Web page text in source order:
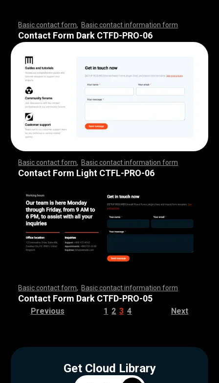
Basic contact form Basic contact information form
,,,,,,,,,,,,,,,,,,,,, ,,,,,,,,,,,,,,,,,,,,,,,,,,,,,,,,,,
,,,,,,,,,,,,,,,,,,,,, ,,,,,,,,,,,,,,,,,,,,,,,,,,,
Contact Form Dark CTFD-PRO-06
Basic contact form Basic contact information form
,,,,,,,,,,,,,,,,,,,,, ,,,,,,,,,,,,,,,,,,,,,,,,,,,,,,,,,,
,,,,,,,,,,,,,,,,,,,,, ,,,,,,,,,,,,,,,,,,,,,,,,,,,
Contact Form Light CTFL-PRO-06
Basic contact form Basic contact information form
,,,,,,,,,,,,,,,,,,,,, ,,,,,,,,,,,,,,,,,,,,,,,,,,,,,,,,,,
,,,,,,,,,,,,,,,,,,,,, ,,,,,,,,,,,,,,,,,,,,,,,,,,,
Contact Form Dark CTFD-PRO-05
Previous 1 2 3 4 Next
Get Cloud Library